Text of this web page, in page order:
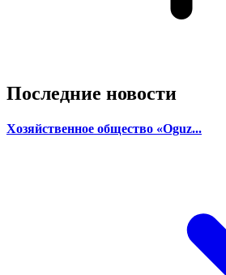
Последние новости
Хозяйственное общество «Oguz...